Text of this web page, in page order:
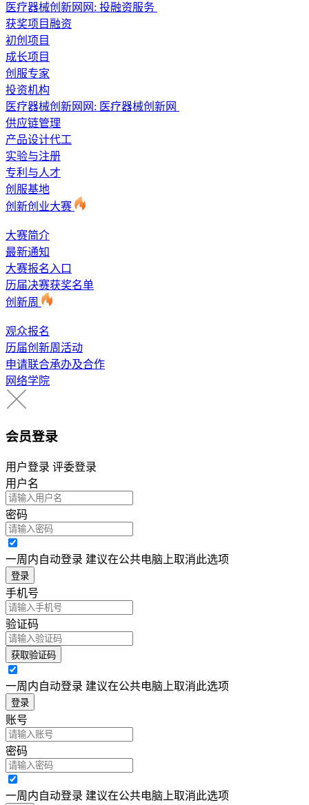
医疗器械创新网网: 投融资服务
获奖项目融资
初创项目
成长项目
创服专家
投资机构
医疗器械创新网网: 医疗器械创新网
供应链管理
产品设计代工
实验与注册
专利与人才
创服基地
创新创业大赛
大赛简介
最新通知
大赛报名入口
历届决赛获奖名单
创新周
观众报名
历届创新周活动
申请联合承办及合作
网络学院
会员登录
用户登录 评委登录
用户名
密码
一周内自动登录 建议在公共电脑上取消此选项
登录
手机号
验证码
获取验证码
一周内自动登录 建议在公共电脑上取消此选项
登录
账号
密码
一周内自动登录 建议在公共电脑上取消此选项